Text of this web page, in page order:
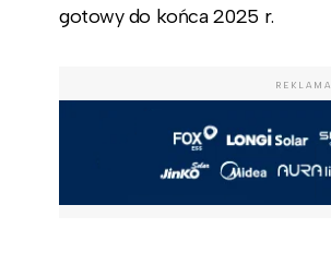
gotowy do końca 2025 r.
REKLAMA